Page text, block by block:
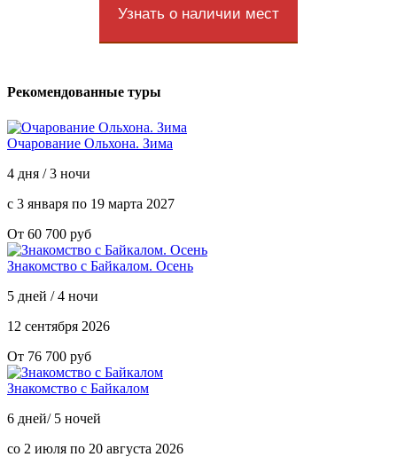
Узнать о наличии мест
Рекомендованные туры
Очарование Ольхона. Зима
4 дня / 3 ночи
с 3 января по 19 марта 2027
От 60 700 руб
Знакомство с Байкалом. Осень
5 дней / 4 ночи
12 сентября 2026
От 76 700 руб
Знакомство с Байкалом
6 дней/ 5 ночей
со 2 июля по 20 августа 2026